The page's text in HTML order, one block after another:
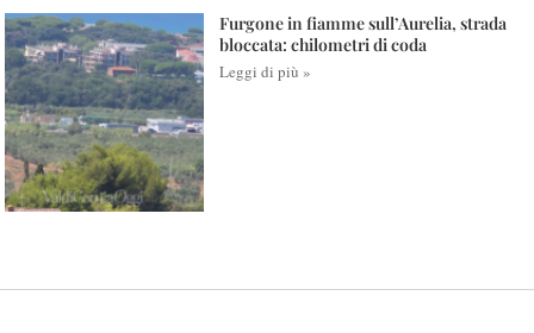
Furgone in fiamme sull’Aurelia, strada
bloccata: chilometri di coda
Leggi di più »